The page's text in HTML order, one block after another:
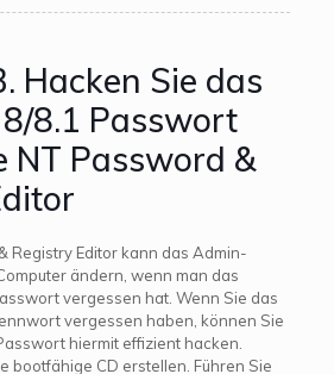
Hacken Sie das
8.1 Passwort
NT Password &
Registry Editor kann das Admin-
ändern, wenn man das
vergessen hat. Wenn Sie das
vergessen haben, können Sie
hiermit effizient hacken.
bootfähige CD erstellen. Führen Sie